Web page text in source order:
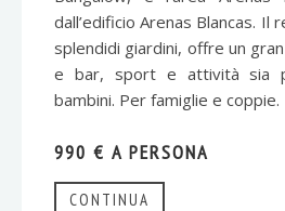
dall’edificio Arenas Blancas. Il
splendidi giardini, offre un
e bar, sport e attività sia
bambini. Per famiglie e coppie.
990 € A PERSONA
CONTINUA